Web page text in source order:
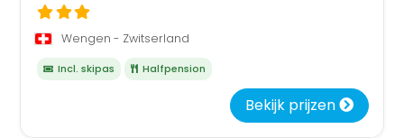
Wengen - Zwitserland
Incl. skipas Halfpension
Bekijk prijzen